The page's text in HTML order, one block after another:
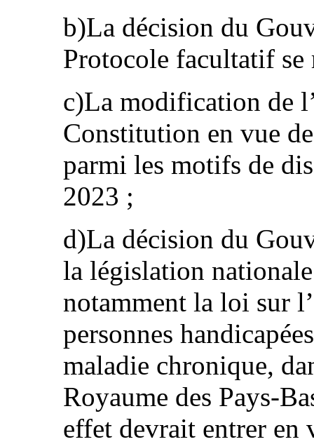
b)La décision du
Protocole facultatif
c)La modification de
Constitution en vue
parmi les motifs de
2023 ;
d)La décision du
la législation
notamment la loi sur
personnes
maladie chronique,
Royaume des Pays-
effet devrait entrer